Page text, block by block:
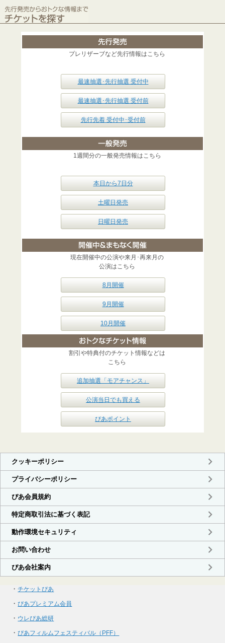
プレリザーブなど先行情報はこちら
最速抽選･先行抽選 受付中
最速抽選･先行抽選 受付前
先行先着 受付中･受付前
1週間分の一般発売情報はこちら
本日から7日分
土曜日発売
日曜日発売
現在開催中の公演や来月･再来月の
公演はこちら
8月開催
9月開催
10月開催
割引や特典付のチケット情報などは
こちら
追加抽選「モアチャンス」
公演当日でも買える
ぴあポイント
・チケットぴあ
・ぴあプレミアム会員
・ ウレぴあ総研
・ぴあフィルムフェスティバル（PFF）